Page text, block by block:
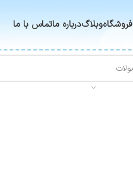
فروشگاهوبلاگدرباره ماتماس با ما